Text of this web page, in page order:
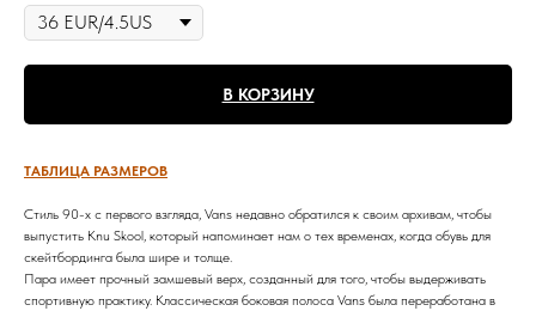
В КОРЗИНУ
ТАБЛИЦА РАЗМЕРОВ
Стиль 90-х с первого взгляда, Vans недавно обратился к своим архивам, чтобы
выпустить Knu Skool, который напоминает нам о тех временах, когда обувь для
скейтбординга была шире и толще.
Пара имеет прочный замшевый верх, созданный для того, чтобы выдерживать
спортивную практику. Классическая боковая полоса Vans была переработана в